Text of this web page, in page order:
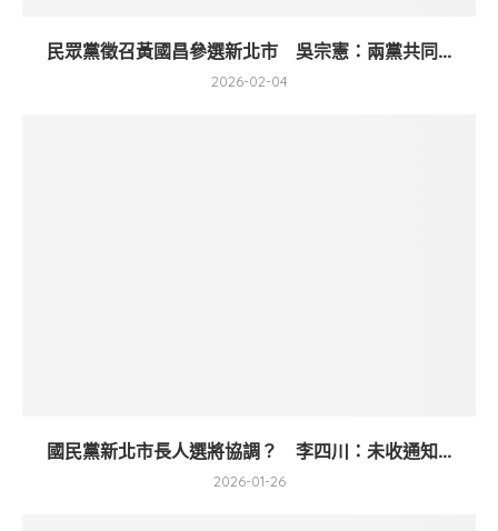
民眾黨徵召黃國昌參選新北市 吳宗憲：兩黨共同...
2026-02-04
國民黨新北市長人選將協調？ 李四川：未收通知...
2026-01-26